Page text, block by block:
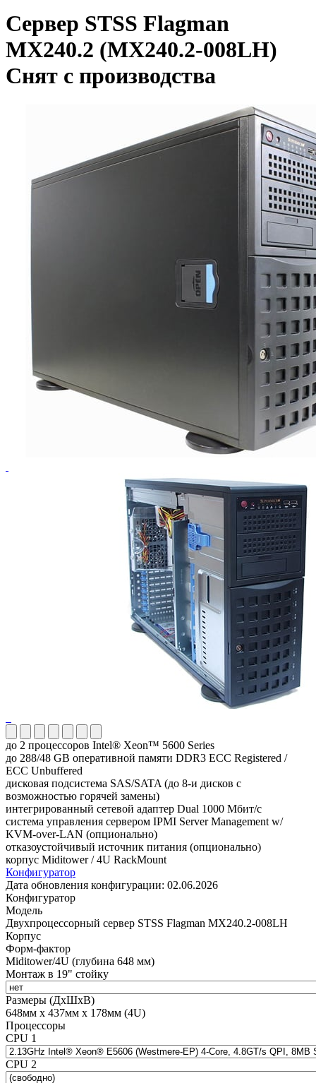
Сервер STSS Flagman
MX240.2 (MX240.2-008LH)
Снят с производства
до 2 процессоров Intel® Xeon™ 5600 Series
до 288/48 GB оперативной памяти DDR3 ECC Registered /
ECC Unbuffered
дисковая подсистема SAS/SATA (до 8-и дисков с
возможностью горячей замены)
интегрированный сетевой адаптер Dual 1000 Мбит/с
система управления сервером IPMI Server Management w/
KVM-over-LAN (опционально)
отказоустойчивый источник питания (опционально)
корпус Miditower / 4U RackMount
Конфигуратор
Дата обновления конфигурации: 02.06.2026
Конфигуратор
Модель
Двухпроцессорный сервер STSS Flagman MX240.2-008LH
Корпус
Форм-фактор
Miditower/4U (глубина 648 мм)
Монтаж в 19" стойку
Размеры (ДхШхВ)
648мм х 437мм х 178мм (4U)
Процессоры
CPU 1
CPU 2